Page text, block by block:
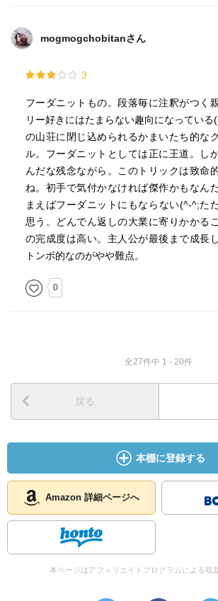
mogmogchobitanさん
3
フーダニットもの。段落毎に注釈がつく
リー好きにはたまらない趣向になっている
の山荘に閉じ込められるかまいたち的な
ル。フーダニットとしては正に王道。し
んだな残念ながら。このトリックは致命
ね。初手で気付かなければ傑作かもなん
まえばフーダニットにもならない(^-^;た
思う。どんでん返しの大業に寄りかかる
の完成度は高い。主人公が最後まで成長
トンボ的なのがやや難点。
0
全27件中 1 - 20件
戻る
本棚に登録する
Amazon 詳細ページへ
本ページはアフィリエイトプログラムによる収